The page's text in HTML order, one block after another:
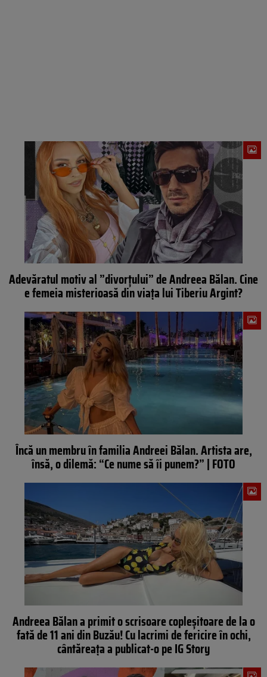
Adevăratul motiv al ”divorțului” de Andreea Bălan. Cine
e femeia misterioasă din viața lui Tiberiu Argint?
Încă un membru în familia Andreei Bălan. Artista are,
însă, o dilemă: “Ce nume să îi punem?” | FOTO
Andreea Bălan a primit o scrisoare copleșitoare de la o
fată de 11 ani din Buzău! Cu lacrimi de fericire în ochi,
cântăreața a publicat-o pe IG Story